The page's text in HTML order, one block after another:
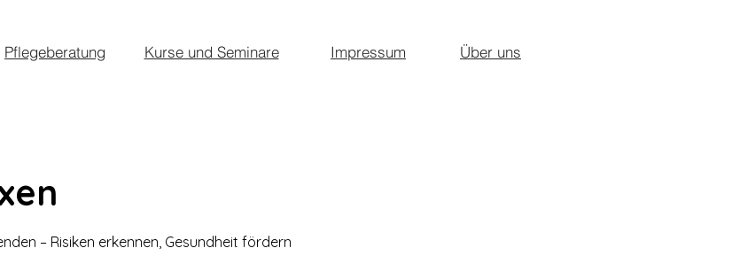
Pflegeberatung Kurse und Seminare Über uns
Impressum
– Risiken erkennen, Gesundheit fördern